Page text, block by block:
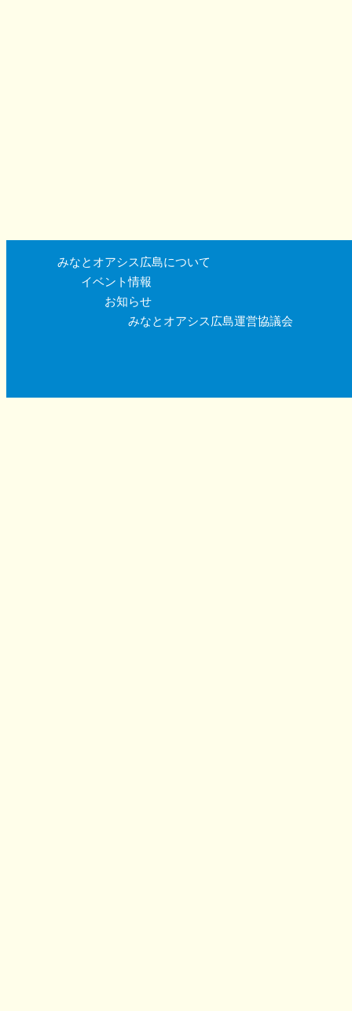
みなとオアシス広島について
イベント情報
お知らせ
みなとオアシス広島運営協議会